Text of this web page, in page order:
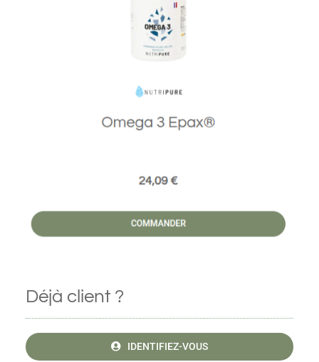
Déjà client ?
IDENTIFIEZ-VOUS